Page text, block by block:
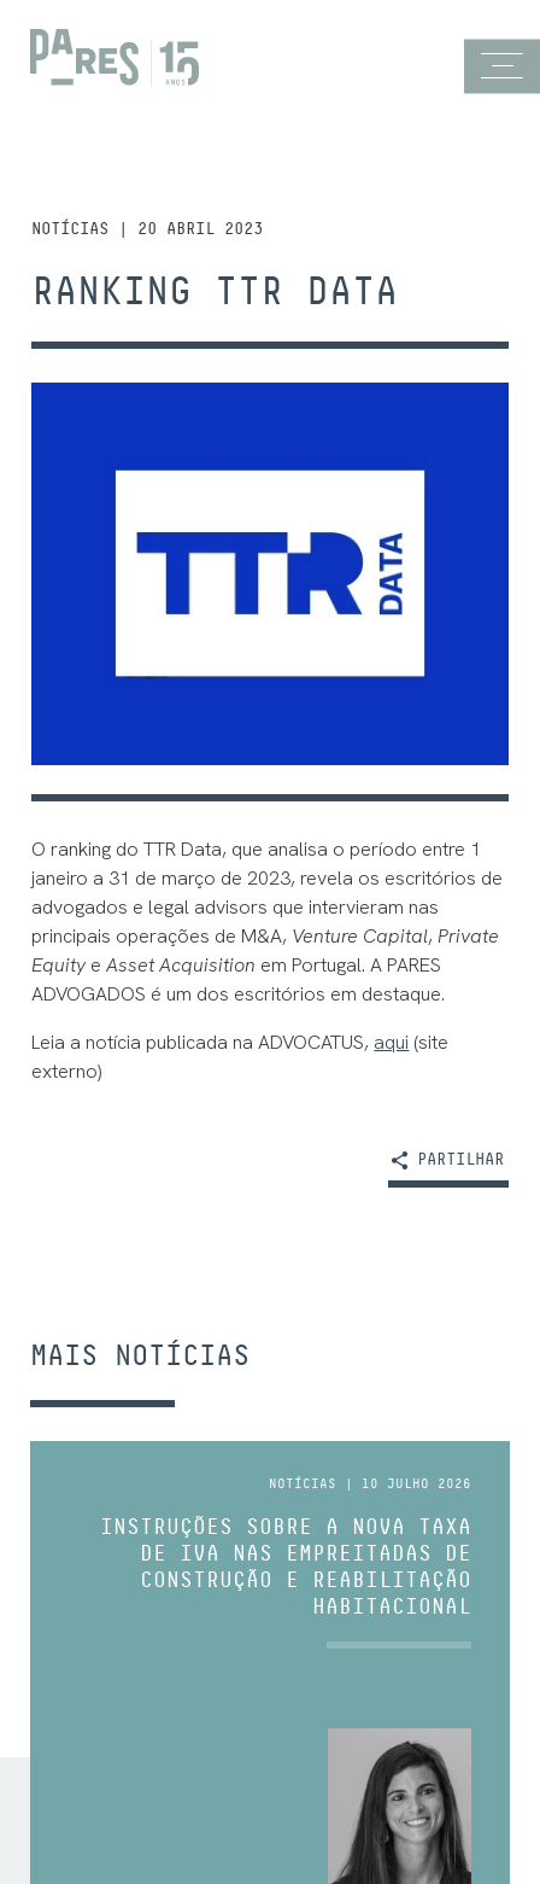
NOTÍCIAS | 20 ABRIL 2023
RANKING TTR DATA
O ranking do TTR Data, que analisa o período entre 1
janeiro a 31 de março de 2023, revela os escritórios de
advogados e legal advisors que intervieram nas
principais operações de M&A, Venture Capital,Private
EquityeAsset Acquisition em Portugal. A PARES
ADVOGADOS é um dos escritórios em destaque.
Leia a notícia publicada na ADVOCATUS, aqui (site
externo)
PARTILHAR
MAIS NOTÍCIAS
NOTÍCIAS | 10 JULHO 2026
INSTRUÇÕES SOBRE A NOVA TAXA
DE IVA NAS EMPREITADAS DE
CONSTRUÇÃO E REABILITAÇÃO
HABITACIONAL